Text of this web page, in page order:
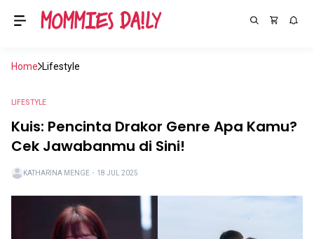
Home Lifestyle
LIFESTYLE
Kuis: Pencinta Drakor Genre Apa Kamu?
Cek Jawabanmu di Sini!
KATHARINA MENGE ・ 18 JUL 2025